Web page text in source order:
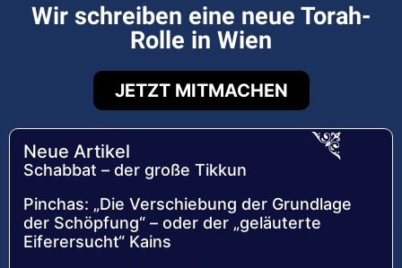
Wir schreiben eine neue Torah-
Rolle in Wien
JETZT MITMACHEN
Neue Artikel
Schabbat – der große Tikkun
Pinchas: „Die Verschiebung der Grundlage
der Schöpfung“ – oder der „geläuterte
Eiferersucht“ Kains